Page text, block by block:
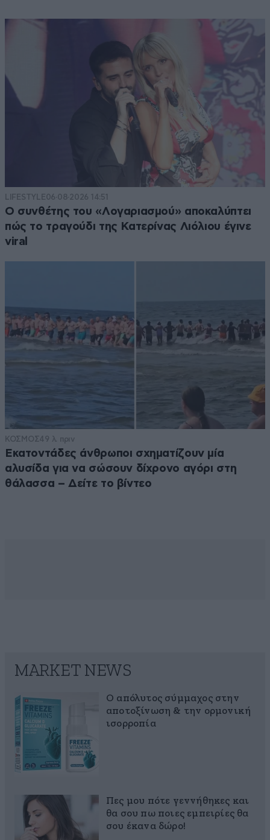
LIFESTYLE06·08·2026 14:51
Ο συνθέτης του «Λογαριασμού» αποκαλύπτει
πώς το τραγούδι της Κατερίνας Λιόλιου έγινε
viral
ΚΟΣΜΟΣ49 λ. πριν
Εκατοντάδες άνθρωποι σχηματίζουν μία
αλυσίδα για να σώσουν δίχρονο αγόρι στη
θάλασσα – Δείτε το βίντεο
MARKET NEWS
Ο απόλυτος σύμμαχος στην
αποτοξίνωση & την ορμονική
ισορροπία
Πες μου πότε γεννήθηκες και
θα σου πω ποιες εμπειρίες θα
σου έκανα δώρο!